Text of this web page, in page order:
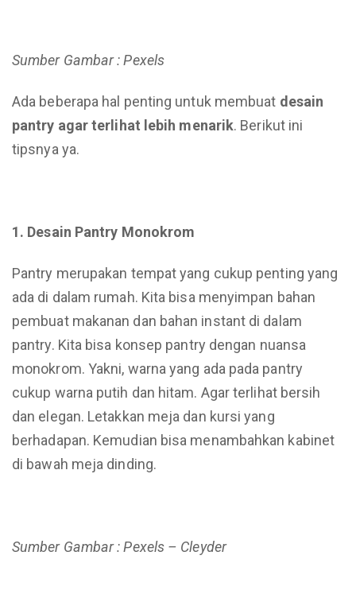
Sumber Gambar : Pexels
Ada beberapa hal penting untuk membuat desain
pantry agar terlihat lebih menarik. Berikut ini
tipsnya ya.
1. Desain Pantry Monokrom
Pantry merupakan tempat yang cukup penting yang
ada di dalam rumah. Kita bisa menyimpan bahan
pembuat makanan dan bahan instant di dalam
pantry. Kita bisa konsep pantry dengan nuansa
monokrom. Yakni, warna yang ada pada pantry
cukup warna putih dan hitam. Agar terlihat bersih
dan elegan. Letakkan meja dan kursi yang
berhadapan. Kemudian bisa menambahkan kabinet
di bawah meja dinding.
Sumber Gambar : Pexels – Cleyder